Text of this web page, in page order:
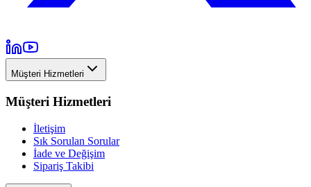
Müşteri Hizmetleri
Müşteri Hizmetleri
İletişim
Sık Sorulan Sorular
İade ve Değişim
Sipariş Takibi